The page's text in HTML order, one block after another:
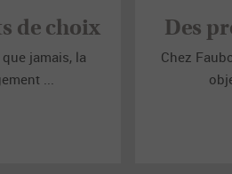
de choix
jamais, la
...
Des
Chez